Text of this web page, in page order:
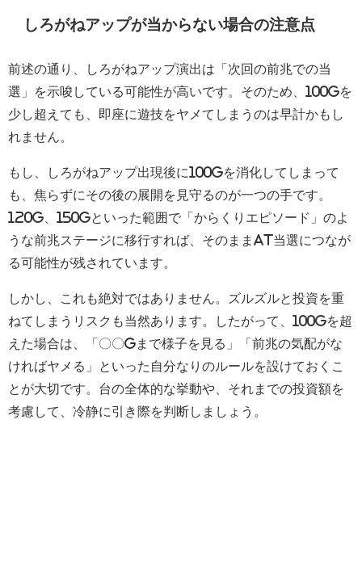
しろがねアップが当からない場合の注意点
前述の通り、しろがねアップ演出は「次回の前兆での当
選」を示唆している可能性が高いです。そのため、100Gを
少し超えても、即座に遊技をヤメてしまうのは早計かもし
れません。
もし、しろがねアップ出現後に100Gを消化してしまって
も、焦らずにその後の展開を見守るのが一つの手です。
120G、150Gといった範囲で「からくりエピソード」のよ
うな前兆ステージに移行すれば、そのままAT当選につなが
る可能性が残されています。
しかし、これも絶対ではありません。ズルズルと投資を重
ねてしまうリスクも当然あります。したがって、100Gを超
えた場合は、「〇〇Gまで様子を見る」「前兆の気配がな
ければヤメる」といった自分なりのルールを設けておくこ
とが大切です。台の全体的な挙動や、それまでの投資額を
考慮して、冷静に引き際を判断しましょう。